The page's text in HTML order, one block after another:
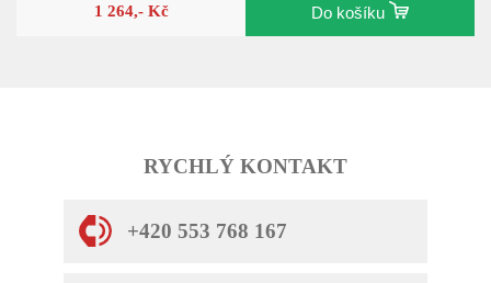
1 264,- Kč Do košíku
RYCHLÝ KONTAKT
+420 553 768 167